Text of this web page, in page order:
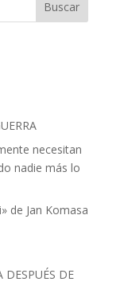
necesitan
nadie más lo
de Jan Komasa
DESPUÉS DE